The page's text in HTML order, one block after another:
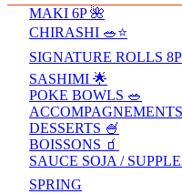
MAKI 6P 🌺
CHIRASHI 🥗⭐
SIGNATURE ROLLS 8P
SASHIMI 🌟
POKE BOWLS 🥗
DESSERTS 🍧
BOISSONS 🧃
SAUCE SOJA /
SPRING